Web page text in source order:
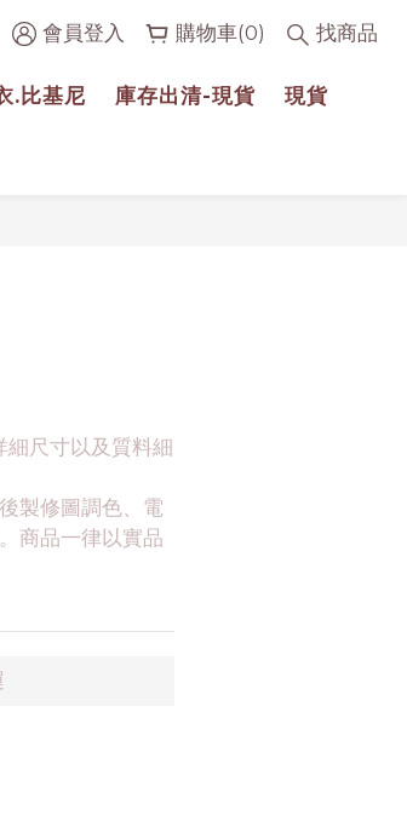
會員登入 購物車(0) 找商品
.比基尼 庫存出清-現貨 現貨
細尺寸以及質料細
製修圖調色、電
商品一律以實品